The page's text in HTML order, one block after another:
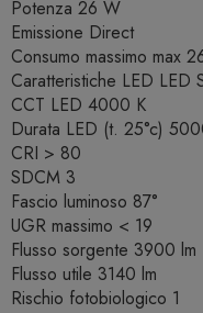
Potenza 26 W
Emissione Direct
Consumo massimo max
Caratteristiche LED LED
CCT LED 4000 K
Durata LED (t. 25°c)
CRI > 80
SDCM 3
Fascio luminoso 87°
UGR massimo < 19
Flusso sorgente 3900 lm
Flusso utile 3140 lm
Rischio fotobiologico 1